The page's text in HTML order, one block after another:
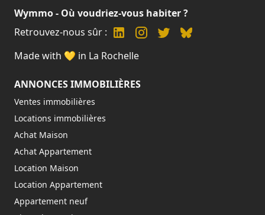
Wymmo - Où voudriez-vous habiter ?
Retrouvez-nous sûr :
Made with 💛 in La Rochelle
ANNONCES IMMOBILIÈRES
Ventes immobilières
Locations immobilières
Achat Maison
Achat Appartement
Location Maison
Location Appartement
Appartement neuf